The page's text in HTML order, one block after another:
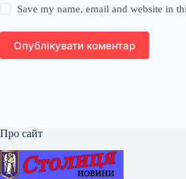
Save my name, email and website in
Опублікувати коментар
Про сайт